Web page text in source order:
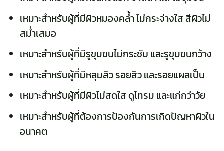
เหมาะสำหรับผู้ที่มีผิวหมองคล้ำ ไม่กระจ่างใส สีผิวไม่
สม่ำเสมอ
เหมาะสำหรับผู้ที่มีรูขุมขนไม่กระชับ และรูขุมขนกว้าง
เหมาะสำหรับผู้ที่มีหลุมสิว รอยสิว และรอยแผลเป็น
เหมาะสำหรับผู้ที่มีผิวไม่สดใส ดูโทรม และแก่กว่าวัย
เหมาะสำหรับผู้ที่ต้องการป้องกันการเกิดปัญหาผิวใน
อนาคต